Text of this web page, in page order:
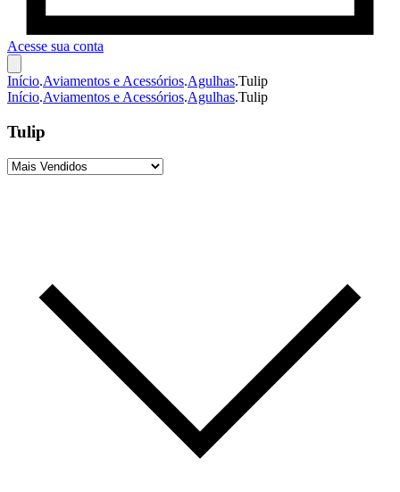
Acesse sua conta
Início.Aviamentos e Acessórios.Agulhas.Tulip
Início.Aviamentos e Acessórios.Agulhas.Tulip
Tulip